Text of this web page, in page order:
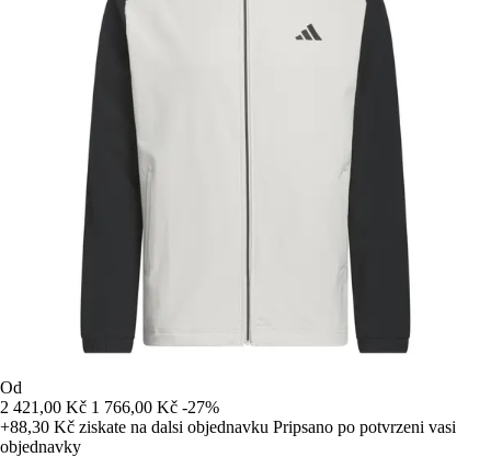
Od
2 421,00 Kč 1 766,00 Kč -27%
+88,30 Kč ziskate na dalsi objednavku Pripsano po potvrzeni vasi
objednavky